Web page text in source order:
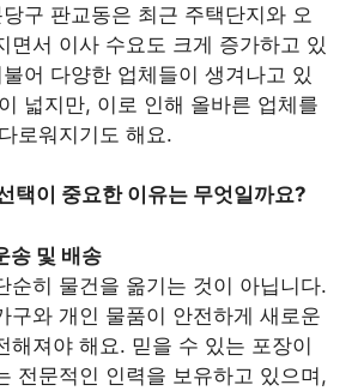
구 판교동은 최근 주택단지와 오
면서 이사 수요도 크게 증가하고 있
어 다양한 업체들이 생겨나고 있
넓지만, 이로 인해 올바른 업체를
로워지기도 해요.
택이 중요한 이유는 무엇일까요?
송 및 배송
순히 물건을 옮기는 것이 아닙니다.
구와 개인 물품이 안전하게 새로운
해져야 해요. 믿을 수 있는 포장이
전문적인 인력을 보유하고 있으며,